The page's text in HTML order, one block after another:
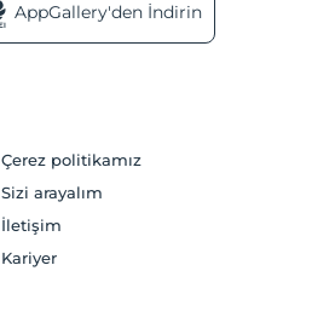
AppGallery'den İndirin
Çerez politikamız
Sizi arayalım
İletişim
Kariyer